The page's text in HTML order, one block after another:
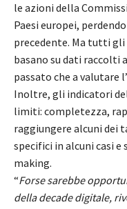
le azioni della
Paesi europei,
precedente. Ma tutti
basano su dati raccolti
passato che a valutare
Inoltre, gli indicatori
limiti: completezza,
raggiungere alcuni dei
specifici in alcuni casi
making.
“Forse sarebbe
della decade digitale,